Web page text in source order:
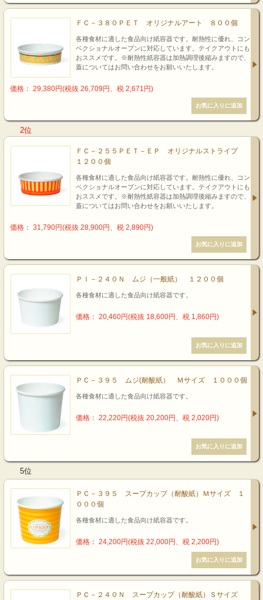
ＦＣ－３８０ＰＥＴ オリジナルアート ８００個
各種食材に適した食品向け紙容器です。耐熱性に優れ、コン
ベクショナルオーブンに対応しています。テイクアウトにも
おススメです。※耐熱性紙容器は加熱調理後縮みますので、
蓋についてはお問い合わせをお願いいたします。
価格： 29,380円(税抜 26,709円、税 2,671円)
2位
ＦＣ－２５５ＰＥＴ－ＥＰ オリジナルストライプ
１２００個
各種食材に適した食品向け紙容器です。耐熱性に優れ、コン
ベクショナルオーブンに対応しています。テイクアウトにも
おススメです。※耐熱性紙容器は加熱調理後縮みますので、
蓋についてはお問い合わせをお願いいたします。
価格： 31,790円(税抜 28,900円、税 2,890円)
ＰＩ－２４０Ｎ ムジ（一般紙） １２００個
各種食材に適した食品向け紙容器です。
価格： 20,460円(税抜 18,600円、税 1,860円)
ＰＣ－３９５ ムジ(耐酸紙） Ｍサイズ １０００個
各種食材に適した食品向け紙容器です。
価格： 22,220円(税抜 20,200円、税 2,020円)
5位
ＰＣ－３９５ スープカップ（耐酸紙）Ｍサイズ １
０００個
各種食材に適した食品向け紙容器です。
価格： 24,200円(税抜 22,000円、税 2,200円)
ＰＣ－２４０Ｎ スープカップ（耐酸紙）Ｓサイズ